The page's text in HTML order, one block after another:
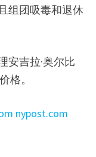
组团吸毒和退休
安吉拉·奥尔比
格。
nypost.com